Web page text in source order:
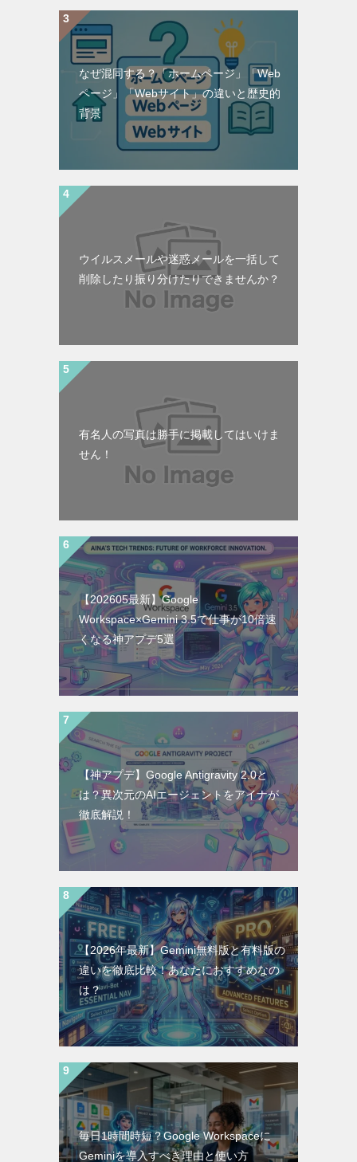
なぜ混同する？「ホームページ」「Web
ページ」「Webサイト」の違いと歴史的
背景
ウイルスメールや迷惑メールを一括して
削除したり振り分けたりできませんか？
有名人の写真は勝手に掲載してはいけま
せん！
【202605最新】Google
Workspace×Gemini 3.5で仕事が10倍速
くなる神アプデ5選
【神アプデ】Google Antigravity 2.0と
は？異次元のAIエージェントをアイナが
徹底解説！
【2026年最新】Gemini無料版と有料版の
違いを徹底比較！あなたにおすすめなの
は？
毎日1時間時短？Google Workspaceに
Geminiを導入すべき理由と使い方